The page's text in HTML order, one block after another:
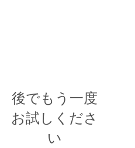
後でもう一度
お試しくださ
い